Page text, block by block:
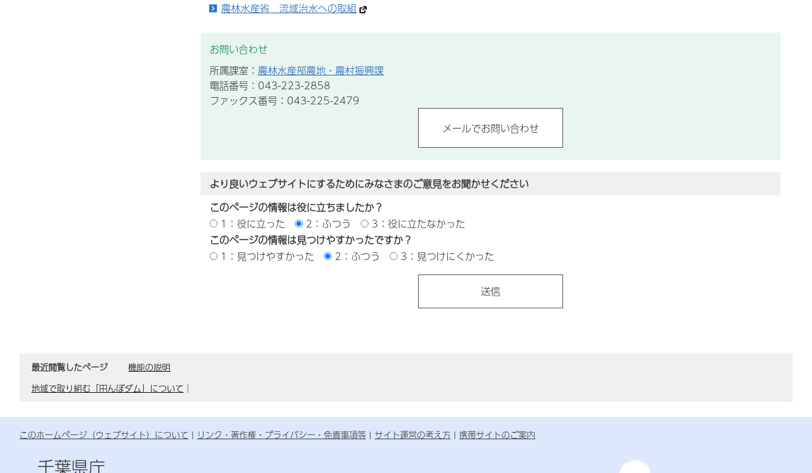
農林水産省 流域治水への取組
お問い合わせ
所属課室： 農林水産部農地・農村振興課
電話番号：043-223-2858
ファックス番号：043-225-2479
より良いウェブサイトにするためにみなさまのご意見をお聞かせください
このページの情報は役に立ちましたか？
1：役に立った
2：ふつう
3：役に立たなかった
このページの情報は見つけやすかったですか？
1：見つけやすかった
2：ふつう 3：見つけにくかった
最近閲覧したページ
機能の説明
地域で取り組む「田んぼダム」について ｜
このホームページ（ウェブサイト）について リンク・著作権・プライバシー・免責事項等 サイト運営の考え方 携帯サイトのご案内
千葉県庁